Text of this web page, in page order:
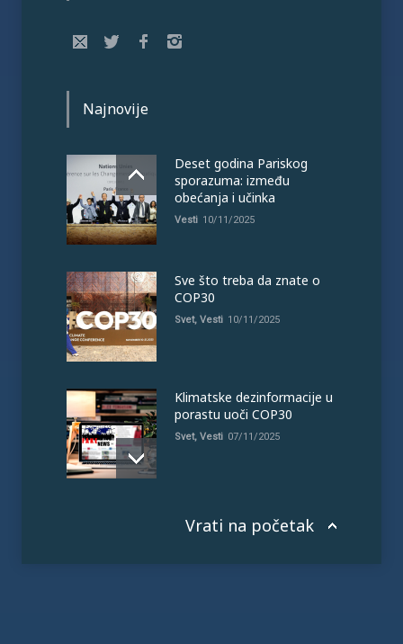
Najnovije
Deset godina Pariskog
sporazuma: između
obećanja i učinka
Vesti 10/11/2025
Sve što treba da znate o
COP30
Svet, Vesti 10/11/2025
Klimatske dezinformacije u
porastu uoči COP30
Svet, Vesti 07/11/2025
Vrati na početak